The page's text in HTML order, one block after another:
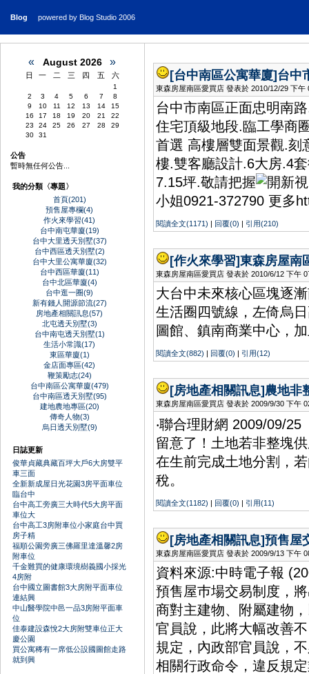
Blog powered by Blog Studio 2006
« August 2026 »
日 一 二 三 四 五 六
1
2
3 4 5 6 7
8
9
10 11 12 13 14
15
16
17 18 19 20 21
22
23
24 25 26 27 28
29
30
31
公告
暫時無任何公告...
我的分類〈專題〉
首頁(201)
預售屋專欄(4)
作火來學習(41)
台中南屯華廈(19)
台中大里透天別墅(37)
台中西區透天別墅(2)
台中大里公寓華廈(32)
台中西區華廈(11)
台中北區華廈(4)
台中逛一圈(9)
新有錢人開源節流(27)
房地產相關訊息(57)
北屯透天別墅(3)
台中南屯透天別墅(1)
生活小常識(17)
東區華廈(1)
金店面專區(42)
鞭策勵志(24)
台中南區公寓華廈(479)
台中南區透天別墅(95)
建地農地專區(20)
傳奇人物(3)
烏日透天別墅(9)
日誌更新
俊華貞藏典藏百坪大戶6大房雙平
車三面
全新新成屋日光花園3房平面車位
臨台中
台中高工旁廣三大時代5大房平面
車位大
台中高工3房附車位小家庭台中買
房子精
福順公園旁廣三佛羅里達溫馨2房
附車位
千金難買的健康環境樹義國小採光
4房附
台中國立圖書館3大房附平面車位
連結興
中山醫學院中邑一品3房附平面車
位
佳泰建設森悅2大房附雙車位正大
慶公園
買公寓稀有一席低公設國圖館走路
就到興
[台中南區公寓華廈] 台中
東森房屋南區愛買店 發表於 2010/12/29 下午
台中市南區正面忠明南
住宅頂級地段.臨工學商
首選 高樓層雙面景觀.刻
樓.雙客廳設計.6大房.4
7.15坪.敬請把握
小姐0921-372790 更多
閱讀全文(1171) | 回覆(0) | 引用(210)
[作火來學習]東森房屋南
東森房屋南區愛買店 發表於 2010/6/12 下午
大台中未來核心區塊逐
生活圈四號線，左倚烏
圖館、鎮南商業中心，
閱讀全文(882) | 回覆(0) | 引用(12)
[房地產相關訊息] 農地非
東森房屋南區愛買店 發表於 2009/9/30 下午
‧聯合理財網 2009/09/25
留意了！土地若非整塊
在生前完成土地分割，
稅。
閱讀全文(1182) | 回覆(0) | 引用(11)
[房地產相關訊息]預售屋
東森房屋南區愛買店 發表於 2009/9/13 下午
資料來源:中時電子報
預售屋巿場交易制度，
商對主建物、附屬建物
官員說，此將大幅改善
規定，內政部官員說，
相關行政命令，違反規